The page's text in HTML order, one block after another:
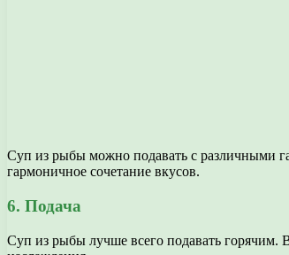
Суп из рыбы можно подавать с различными
гармоничное сочетание вкусов.
6. Подача
Суп из рыбы лучше всего подавать горячим.